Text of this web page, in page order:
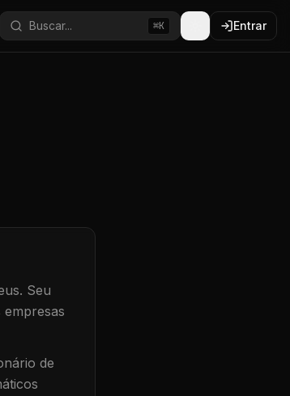
Buscar... ⌘K Entrar
Seu
de